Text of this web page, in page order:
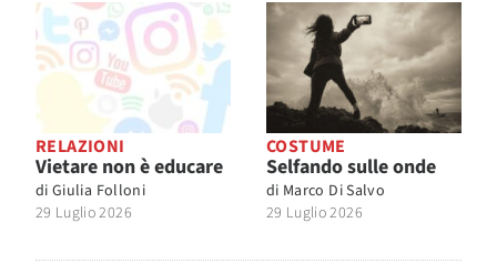
RELAZIONI
Vietare non è educare
di Giulia Folloni
29 Luglio 2026
COSTUME
Selfando sulle onde
di Marco Di Salvo
29 Luglio 2026